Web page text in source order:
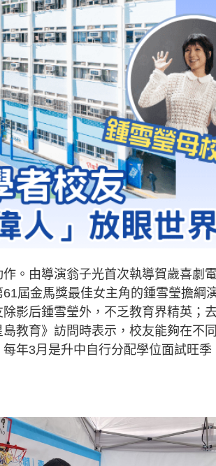
。由導演翁子光首次執導賀歲喜劇
屆金馬獎最佳女主角的鍾雪瑩擔綱
影后鍾雪瑩外，不乏教育界精英；
教育》訪問時表示，校友能夠在不
年3月是升中自行分配學位面試旺季